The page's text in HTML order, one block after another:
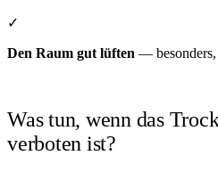
✓
Den Raum gut lüften — besonders,
Was tun, wenn das
verboten ist?